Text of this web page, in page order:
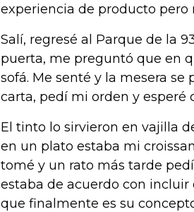
experiencia de producto pero
Salí, regresé al Parque de la
puerta, me preguntó que en
sofá. Me senté y la mesera
carta, pedí mi orden y esperé
El tinto lo sirvieron en vajilla
en un plato estaba mi
tomé y un rato más tarde
estaba de acuerdo con
que finalmente es su